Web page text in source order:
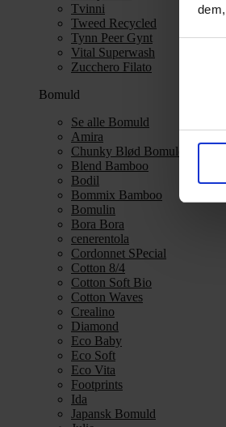
Tvinni
Tweed Recycled
Tynn Peer Gynt
Vital Superwash
Zucchero Filato
Bomuld
Se alle Bomuld
Amira
Chunky Blød Bomuld
Blend Bamboo
Bodil
Bommix Bamboo
Bomulin
Bora Bora
cenerentola
Cordonnet SPecial
Cotton 8/4
Cotton Soft Bio
Cotton Waves
Crealino
Diamond
Eco Baby
Eco Soft
Eco Vita
Footprints
Ida
Japansk Bomuld